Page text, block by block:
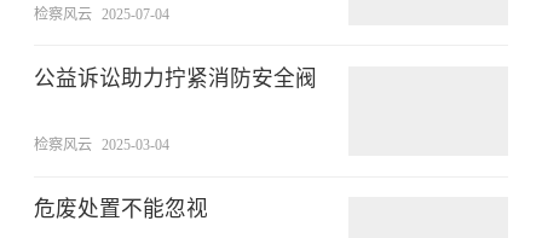
检察风云 2025-07-04
公益诉讼助力拧紧消防安全阀
检察风云 2025-03-04
危废处置不能忽视